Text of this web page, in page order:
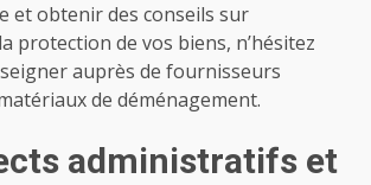
et obtenir des conseils sur
protection de vos biens, n’hésitez
auprès de fournisseurs
de déménagement.
administratifs et